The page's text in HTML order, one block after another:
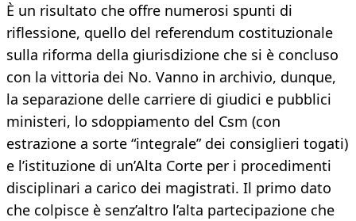
È un risultato che offre numerosi spunti di
riflessione, quello del referendum costituzionale
sulla riforma della giurisdizione che si è concluso
con la vittoria dei No. Vanno in archivio, dunque,
la separazione delle carriere di giudici e pubblici
ministeri, lo sdoppiamento del Csm (con
estrazione a sorte “integrale” dei consiglieri togati)
e l’istituzione di un’Alta Corte per i procedimenti
disciplinari a carico dei magistrati. Il primo dato
che colpisce è senz’altro l’alta partecipazione che